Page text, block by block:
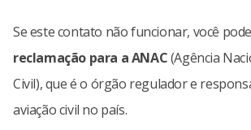
Se este contato não funcionar, você pode
reclamação para a ANAC(Agência
Civil), que é o órgão regulador e
aviação civil no país.